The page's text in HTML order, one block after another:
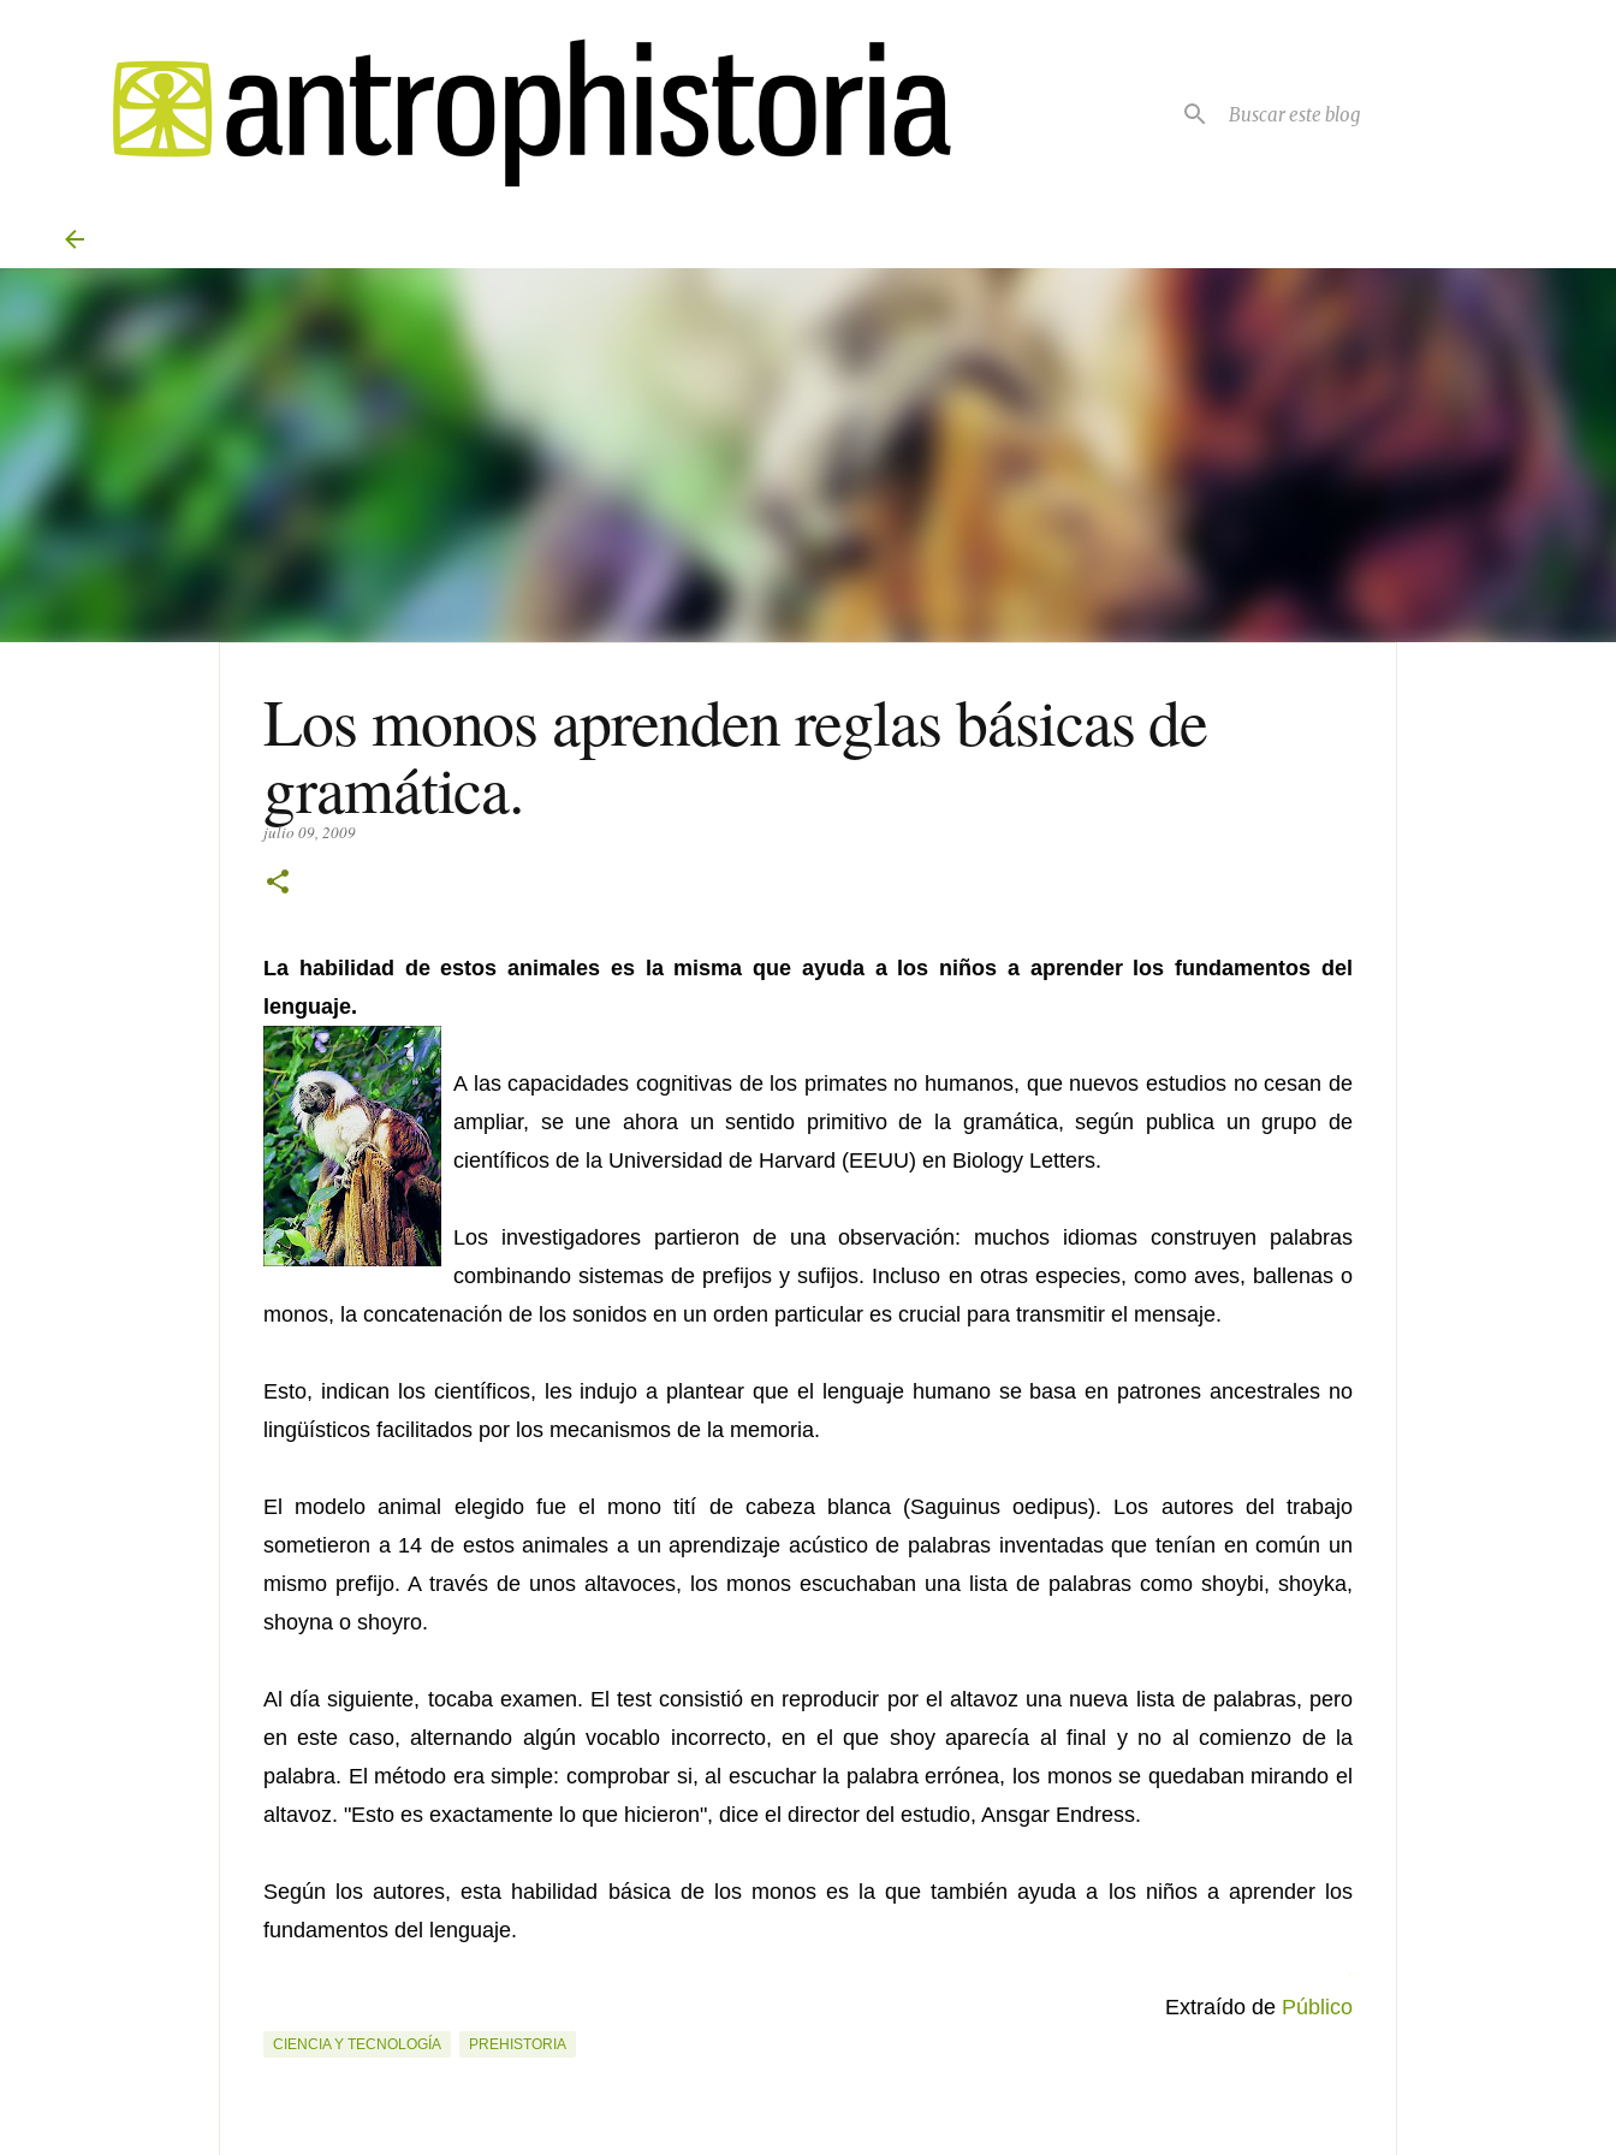
Los monos aprenden reglas básicas de
gramática.
julio 09, 2009
La habilidad de estos animales es la misma que ayuda a los niños a aprender los fundamentos del
lenguaje.
A las capacidades cognitivas de los primates no humanos, que nuevos estudios no cesan de
ampliar, se une ahora un sentido primitivo de la gramática, según publica un grupo de
científicos de la Universidad de Harvard (EEUU) en Biology Letters.
Los investigadores partieron de una observación: muchos idiomas construyen palabras
combinando sistemas de prefijos y sufijos. Incluso en otras especies, como aves, ballenas o
monos, la concatenación de los sonidos en un orden particular es crucial para transmitir el mensaje.
Esto, indican los científicos, les indujo a plantear que el lenguaje humano se basa en patrones ancestrales no
lingüísticos facilitados por los mecanismos de la memoria.
El modelo animal elegido fue el mono tití de cabeza blanca (Saguinus oedipus). Los autores del trabajo
sometieron a 14 de estos animales a un aprendizaje acústico de palabras inventadas que tenían en común un
mismo prefijo. A través de unos altavoces, los monos escuchaban una lista de palabras como shoybi, shoyka,
shoyna o shoyro.
Al día siguiente, tocaba examen. El test consistió en reproducir por el altavoz una nueva lista de palabras, pero
en este caso, alternando algún vocablo incorrecto, en el que shoy aparecía al final y no al comienzo de la
palabra. El método era simple: comprobar si, al escuchar la palabra errónea, los monos se quedaban mirando el
altavoz. "Esto es exactamente lo que hicieron", dice el director del estudio, Ansgar Endress.
Según los autores, esta habilidad básica de los monos es la que también ayuda a los niños a aprender los
fundamentos del lenguaje.
.
Extraído de Público
CIENCIA Y TECNOLOGÍA PREHISTORIA